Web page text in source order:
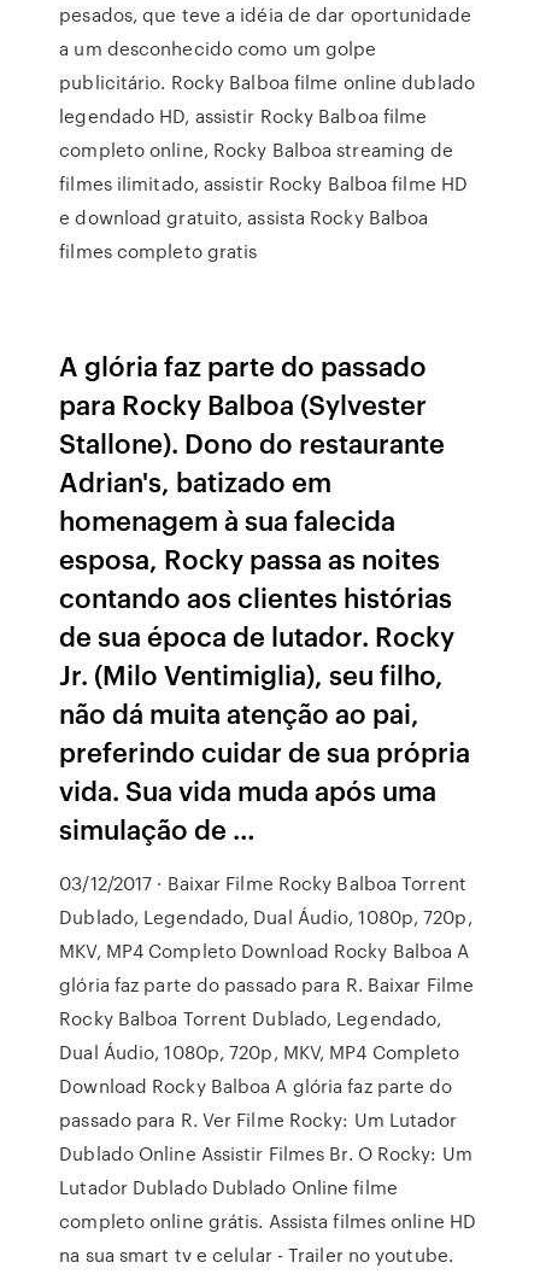
pesados, que teve a idéia de dar oportunidade
a um desconhecido como um golpe
publicitário. Rocky Balboa filme online dublado
legendado HD, assistir Rocky Balboa filme
completo online, Rocky Balboa streaming de
filmes ilimitado, assistir Rocky Balboa filme HD
e download gratuito, assista Rocky Balboa
filmes completo gratis
A glória faz parte do passado
para Rocky Balboa (Sylvester
Stallone). Dono do restaurante
Adrian's, batizado em
homenagem à sua falecida
esposa, Rocky passa as noites
contando aos clientes histórias
de sua época de lutador. Rocky
Jr. (Milo Ventimiglia), seu filho,
não dá muita atenção ao pai,
preferindo cuidar de sua própria
vida. Sua vida muda após uma
simulação de …
03/12/2017 · Baixar Filme Rocky Balboa Torrent
Dublado, Legendado, Dual Áudio, 1080p, 720p,
MKV, MP4 Completo Download Rocky Balboa A
glória faz parte do passado para R. Baixar Filme
Rocky Balboa Torrent Dublado, Legendado,
Dual Áudio, 1080p, 720p, MKV, MP4 Completo
Download Rocky Balboa A glória faz parte do
passado para R. Ver Filme Rocky: Um Lutador
Dublado Online Assistir Filmes Br. O Rocky: Um
Lutador Dublado Dublado Online filme
completo online grátis. Assista filmes online HD
na sua smart tv e celular - Trailer no youtube.